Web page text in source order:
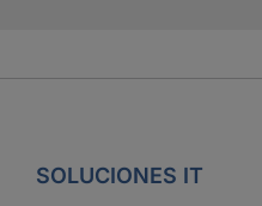
SOLUCIONES IT